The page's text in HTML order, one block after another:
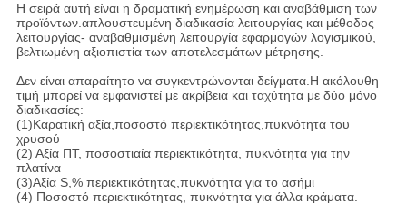
Η σειρά αυτή είναι η δραματική ενημέρωση και αναβάθμιση των
προϊόντων.απλουστευμένη διαδικασία λειτουργίας και μέθοδος
λειτουργίας- αναβαθμισμένη λειτουργία εφαρμογών λογισμικού,
βελτιωμένη αξιοπιστία των αποτελεσμάτων μέτρησης.
Δεν είναι απαραίτητο να συγκεντρώνονται δείγματα.Η ακόλουθη
τιμή μπορεί να εμφανιστεί με ακρίβεια και ταχύτητα με δύο μόνο
διαδικασίες:
(1)Καρατική αξία,ποσοστό περιεκτικότητας,πυκνότητα του
χρυσού
(2) Αξία ΠΤ, ποσοστιαία περιεκτικότητα, πυκνότητα για την
πλατίνα
(3)Αξία S,% περιεκτικότητας,πυκνότητα για το ασήμι
(4) Ποσοστό περιεκτικότητας, πυκνότητα για άλλα κράματα.